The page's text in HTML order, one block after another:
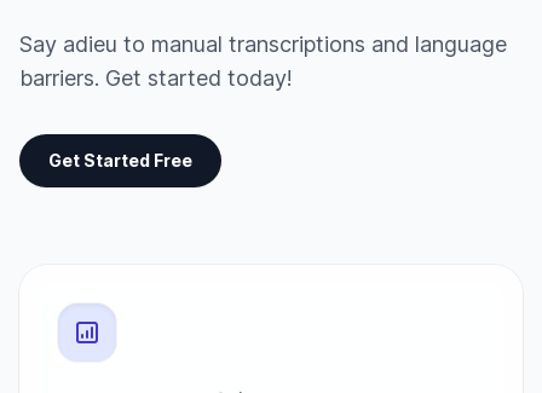
Say adieu to manual transcriptions and language
barriers. Get started today!
Get Started Free